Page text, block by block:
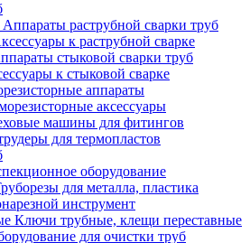
Аппараты раструбной сварки труб
к раструбной сварке
стыковой сварки труб
к стыковой сварке
аппараты
аксессуары
машины для фитингов
для термопластов
оборудование
для металла, пластика
инструмент
Ключи трубные, клещи переставные
для очистки труб